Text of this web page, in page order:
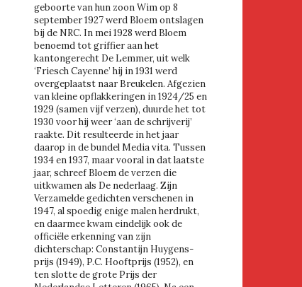
geboorte van hun zoon Wim op 8
september 1927 werd Bloem ontslagen
bij de NRC. In mei 1928 werd Bloem
benoemd tot griffier aan het
kantongerecht De Lemmer, uit welk
‘Friesch Cayenne’ hij in 1931 werd
overgeplaatst naar Breukelen. Afgezien
van kleine opflakkeringen in 1924/25 en
1929 (samen vijf verzen), duurde het tot
1930 voor hij weer ‘aan de schrijverij’
raakte. Dit resulteerde in het jaar
daarop in de bundel Media vita. Tussen
1934 en 1937, maar vooral in dat laatste
jaar, schreef Bloem de verzen die
uitkwamen als De nederlaag. Zijn
Verzamelde gedichten verschenen in
1947, al spoedig enige malen herdrukt,
en daarmee kwam eindelijk ook de
officiële erkenning van zijn
dichterschap: Constantijn Huygens-
prijs (1949), P.C. Hooftprijs (1952), en
ten slotte de grote Prijs der